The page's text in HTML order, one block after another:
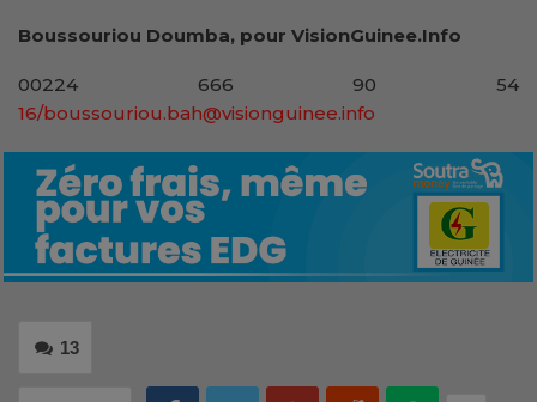
Boussouriou Doumba, pour VisionGuinee.Info
00224 666 90 54
16/boussouriou.bah@visionguinee.info
13